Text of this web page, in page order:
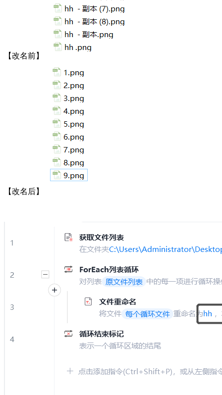
【改名前】
【改名后】